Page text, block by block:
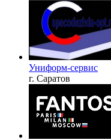
Униформ-сервис
г. Саратов